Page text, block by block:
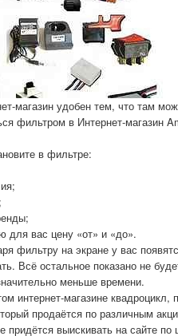
магазин удобен тем, что там
фильтром в Интернет-магазин
в фильтре:
для вас цену «от» и «до».
фильтру на экране у вас
Всё остальное показано не
меньше времени.
интернет-магазине квадроцикл,
продаётся по различным
выискивать на сайте по